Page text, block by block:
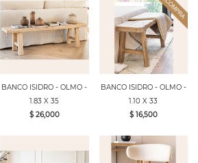
BANCO ISIDRO - OLMO -
1.83 X 35
$ 26,000
BANCO ISIDRO - OLMO -
1.10 X 33
$ 16,500